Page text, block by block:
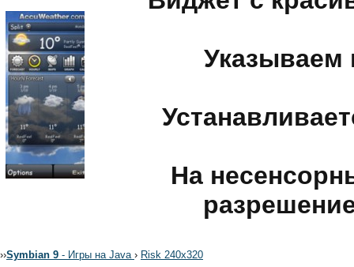
Указываем
На
››Symbian 9 - Игры на Java › Risk 240х320